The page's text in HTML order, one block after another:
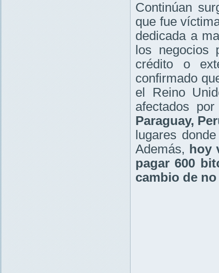
Continúan
que fue
dedicada a
los negocios
crédito o
confirmado
el Reino
afectados
Paraguay,
lugares
Además, hoy
pagar 600
cambio de